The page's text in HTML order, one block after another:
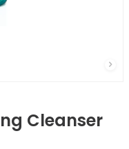
Cleanser